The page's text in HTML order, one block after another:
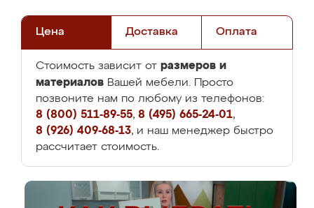
Цена Доставка Оплата
Стоимость зависит от размеров и
материалов Вашей мебели. Просто
позвоните нам по любому из телефонов:
8 (800) 511-89-55, 8 (495) 665-24-01,
8 (926) 409-68-13, и наш менеджер быстро
рассчитает стоимость.